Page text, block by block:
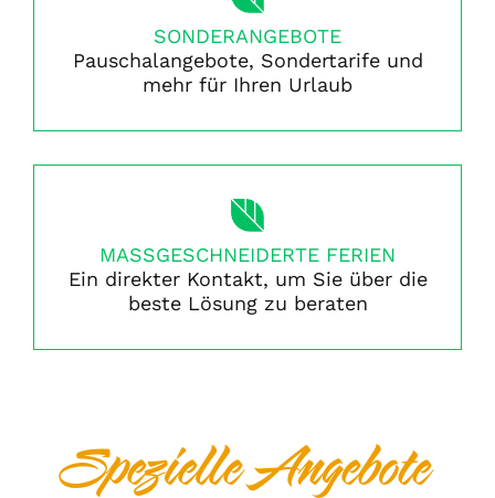
SONDERANGEBOTE
Pauschalangebote, Sondertarife und
mehr für Ihren Urlaub
MASSGESCHNEIDERTE FERIEN
Ein direkter Kontakt, um Sie über die
beste Lösung zu beraten
Spezielle Angebote